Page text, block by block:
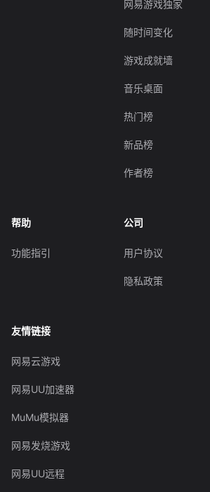
网易游戏独家
随时间变化
游戏成就墙
音乐桌面
热门榜
新品榜
作者榜
帮助
功能指引
公司
用户协议
隐私政策
友情链接
网易云游戏
网易UU加速器
MuMu模拟器
网易发烧游戏
网易UU远程